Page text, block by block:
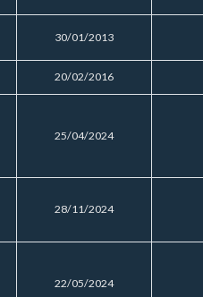
30/01/2013
20/02/2016
25/04/2024
28/11/2024
22/05/2024